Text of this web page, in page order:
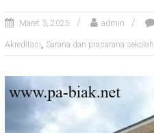
Maret 3, 2025 admin
Akreditasi, Sarana dan prasarana sekolah